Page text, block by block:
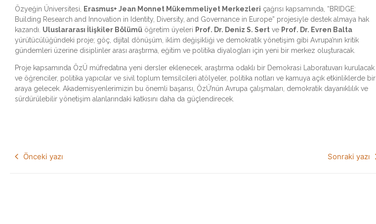
Özyeğin Üniversitesi, Erasmus+ Jean Monnet Mükemmeliyet Merkezleri çağrısı kapsamında, “BRIDGE:
Building Research and Innovation in Identity, Diversity, and Governance in Europe” projesiyle destek almaya hak
kazandı. Uluslararası İlişkiler Bölümü öğretim üyeleri Prof. Dr. Deniz S. Sert ve Prof. Dr. Evren Balta
yürütücülüğündeki proje; göç, dijital dönüşüm, iklim değişikliği ve demokratik yönetişim gibi Avrupa’nın kritik
gündemleri üzerine disiplinler arası araştırma, eğitim ve politika diyalogları için yeni bir merkez oluşturacak.
Proje kapsamında ÖzÜ müfredatına yeni dersler eklenecek, araştırma odaklı bir Demokrasi Laboratuvarı kurulacak
ve öğrenciler, politika yapıcılar ve sivil toplum temsilcileri atölyeler, politika notları ve kamuya açık etkinliklerde bir
araya gelecek. Akademisyenlerimizin bu önemli başarısı, ÖzÜ’nün Avrupa çalışmaları, demokratik dayanıklılık ve
sürdürülebilir yönetişim alanlarındaki katkısını daha da güçlendirecek.
Önceki yazı Sonraki yazı